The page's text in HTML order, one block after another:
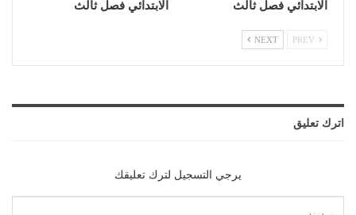
الابتدائي فصل ثالث
الابتدائي فصل ثالث
NEXT
اترك تعليق
يرجي التسجيل لترك تعليقك